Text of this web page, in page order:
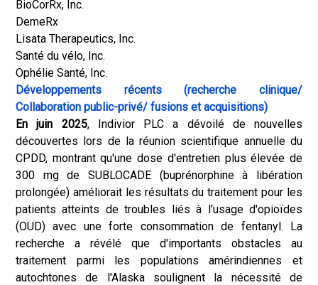
BioCorRx, Inc.
DemeRx
Lisata Therapeutics, Inc.
Santé du vélo, Inc.
Ophélie Santé, Inc.
Développements récents (recherche clinique/
Collaboration public-privé/ fusions et acquisitions)
En juin 2025, Indivior PLC a dévoilé de nouvelles
découvertes lors de la réunion scientifique annuelle du
CPDD, montrant qu'une dose d'entretien plus élevée de
300 mg de SUBLOCADE (buprénorphine à libération
prolongée) améliorait les résultats du traitement pour les
patients atteints de troubles liés à l'usage d'opioïdes
(OUD) avec une forte consommation de fentanyl. La
recherche a révélé que d'importants obstacles au
traitement parmi les populations amérindiennes et
autochtones de l'Alaska soulignent la nécessité de